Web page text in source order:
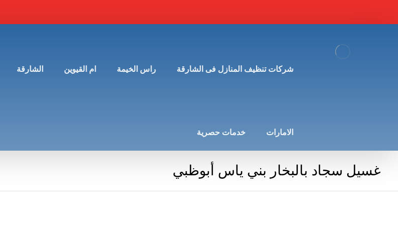
شركات تنظيف المنازل فى الشارقة راس الخيمة ام القيوين الشارقة
الامارات خدمات حصرية
غسيل سجاد بالبخار بني ياس أبوظبي